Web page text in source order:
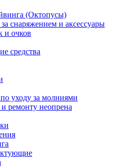
(Октопусы)
снаряжением и аксессуары
и очков
средства
уходу за молниями
ремонту неопрена